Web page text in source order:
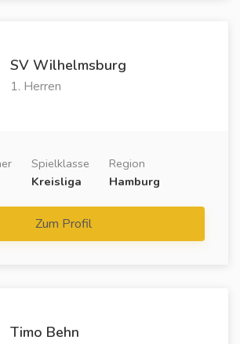
SV Wilhelmsburg
1. Herren
Spielklasse
Kreisliga
Region
Hamburg
Zum Profil
Timo Behn